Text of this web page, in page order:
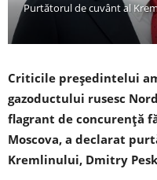
Purtătorul de cuvânt al
Criticile președintelui
gazoductului rusesc
flagrant de concurență
Moscova, a declarat
Kremlinului, Dmitry